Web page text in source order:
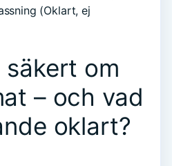
(Oklart, ej
om
– och vad
oklart?